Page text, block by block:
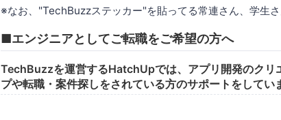
※なお、"TechBuzzステッカー"を貼ってる常連さん、学生
■エンジニアとしてご転職をご希望の方へ
TechBuzzを運営するHatchUpでは、アプリ開発のクリ
プや転職・案件探しをされている方のサポートをしてい